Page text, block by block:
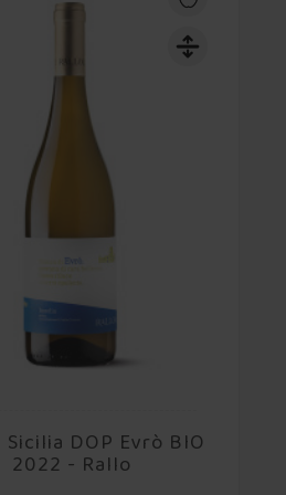
DOP Evrò BIO
2022 - Rallo